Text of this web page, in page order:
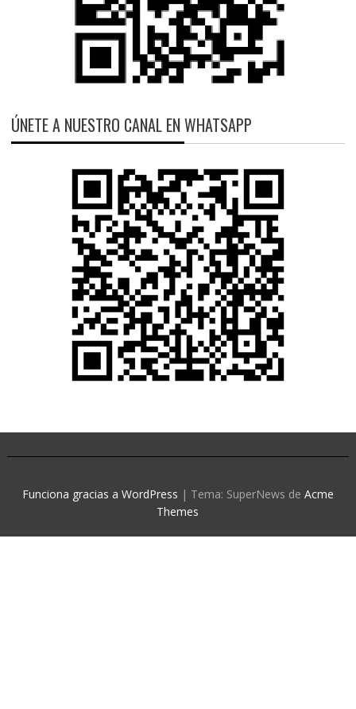
ÚNETE A NUESTRO CANAL EN WHATSAPP
Funciona gracias a WordPress | Tema: SuperNews de Acme
Themes